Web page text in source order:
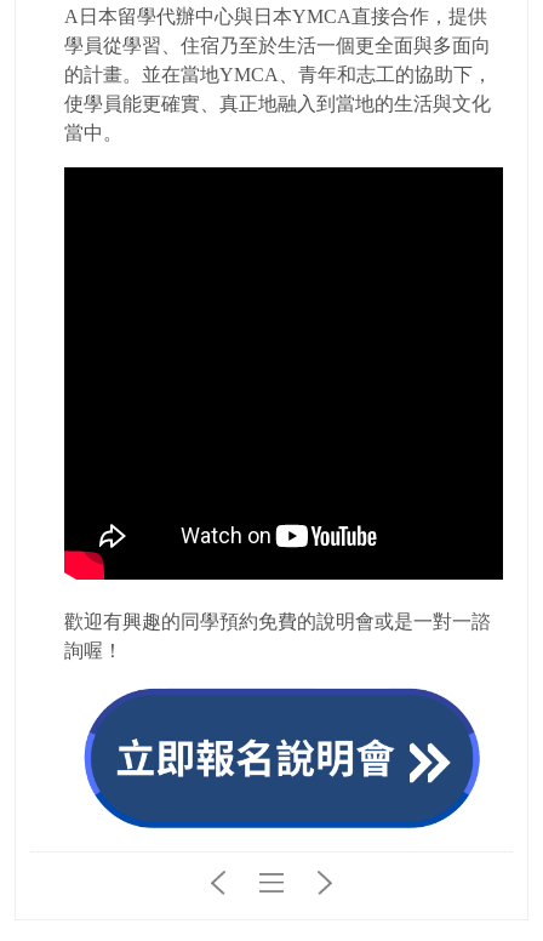
A日本留學代辦中心與日本YMCA直接合作，提供
學員從學習、住宿乃至於生活一個更全面與多面向
的計畫。並在當地YMCA、青年和志工的協助下，
使學員能更確實、真正地融入到當地的生活與文化
當中。
歡迎有興趣的同學預約免費的說明會或是一對一諮
詢喔！